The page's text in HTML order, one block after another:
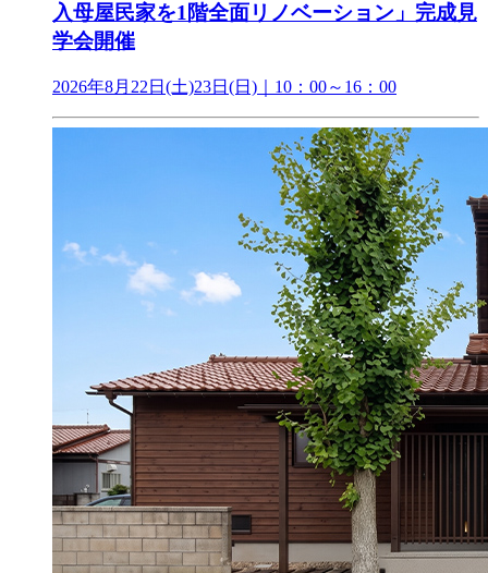
入母屋民家を1階全面リノベーション」完成見
学会開催
2026年8月22日(土)23日(日)｜10：00～16：00